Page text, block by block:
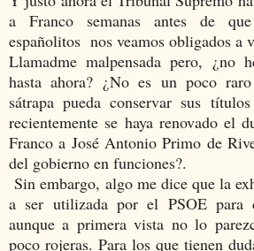
a Franco semanas antes de
españolitos nos veamos obligados a
Llamadme malpensada pero, ¿no
hasta ahora? ¿No es un poco
sátrapa pueda conservar sus
recientemente se haya renovado el
Franco a José Antonio Primo de
del gobierno en funciones?.
Sin embargo, algo me dice que la
a ser utilizada por el PSOE para
aunque a primera vista no lo
poco rojeras. Para los que tienen